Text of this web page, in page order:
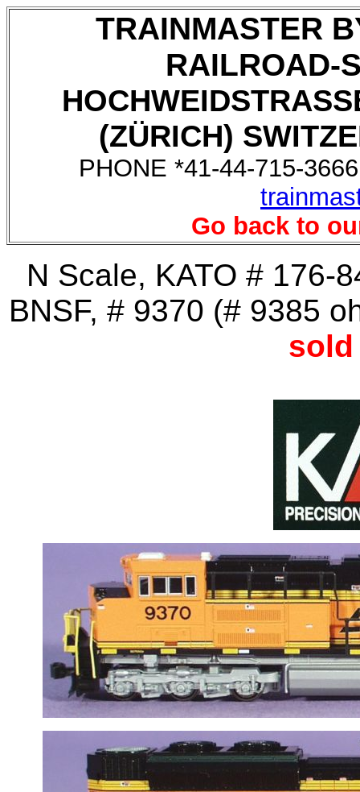
TRAINMASTER
RAILROAD-
(ZÜRICH)
PHONE *41-44-715-
Go back to
N Scale, KATO # 176-
BNSF, # 9370 (# 9385
sold